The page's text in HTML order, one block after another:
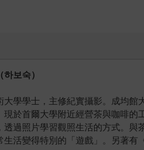
하보숙）
大學學士，主修紀實攝影。成均
現於首爾大學附近經營茶與咖啡的
透過照片學習觀照生活的方式。與
生活變得特別的「遊戲」。另著有